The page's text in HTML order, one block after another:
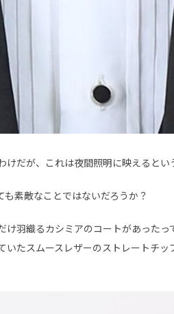
だが、これは夜間照明に映えるとい
素敵なことではないだろうか？
羽織るカシミアのコートがあったっ
いたスムースレザーのストレートチッ